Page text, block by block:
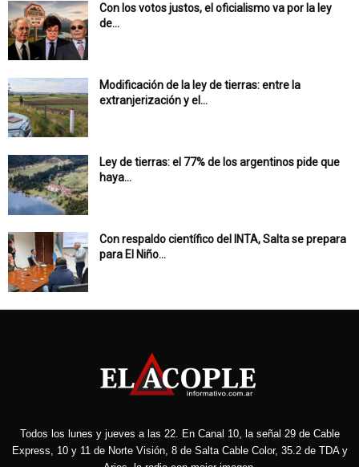
Con los votos justos, el oficialismo va por la ley
de...
Modificación de la ley de tierras: entre la
extranjerización y el...
Ley de tierras: el 77% de los argentinos pide que
haya...
Con respaldo científico del INTA, Salta se prepara
para El Niño...
Todos los lunes y jueves a las 22. En Canal 10, la señal 29 de Cable
Express, 10 y 11 de Norte Visión, 8 de Salta Cable Color, 35.2 de TDA y